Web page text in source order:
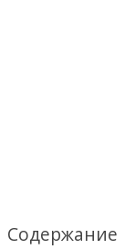
Содержание